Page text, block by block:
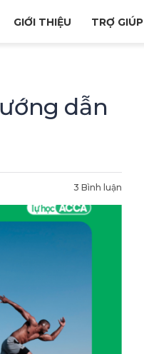
GIỚI THIỆU TRỢ GIÚP
dẫn
3 Bình luận